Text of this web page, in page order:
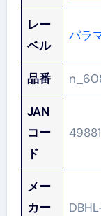
レー
ベル
パラ
品番
JAN
コー
ド
メー
カー